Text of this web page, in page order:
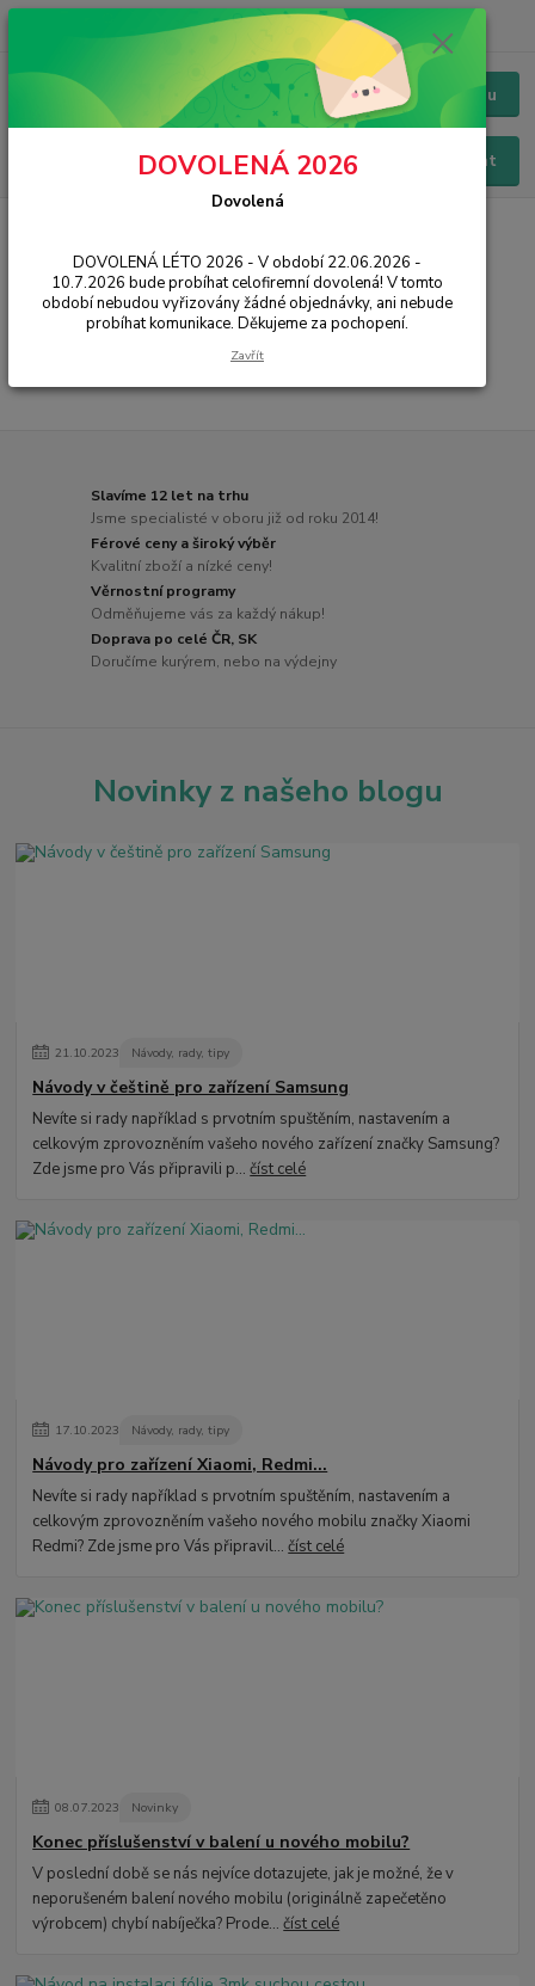
Menu
Hledat
Chat / Online podpora - 24/7
Galaxy M30
Slavíme 12 let na trhu
Jsme specialisté v oboru již od roku 2014!
Férové ceny a široký výběr
Kvalitní zboží a nízké ceny!
Věrnostní programy
Odměňujeme vás za každý nákup!
Doprava po celé ČR, SK
Doručíme kurýrem, nebo na výdejny
Novinky z našeho blogu
21.10.2023 Návody, rady, tipy
Návody v češtině pro zařízení Samsung
Nevíte si rady například s prvotním spuštěním, nastavením a
celkovým zprovozněním vašeho nového zařízení značky Samsung?
Zde jsme pro Vás připravili p...číst celé
17.10.2023 Návody, rady, tipy
Návody pro zařízení Xiaomi, Redmi...
Nevíte si rady například s prvotním spuštěním, nastavením a
celkovým zprovozněním vašeho nového mobilu značky Xiaomi
Redmi? Zde jsme pro Vás připravil...číst celé
08.07.2023 Novinky
Konec příslušenství v balení u nového mobilu?
V poslední době se nás nejvíce dotazujete, jak je možné, že v
neporušeném balení nového mobilu (originálně zapečetěno
výrobcem) chybí nabíječka? Prode...číst celé
DOVOLENÁ 2026
Dovolená
DOVOLENÁ LÉTO 2026 - V období 22.06.2026 -
10.7.2026 bude probíhat celofiremní dovolená! V tomto
období nebudou vyřizovány žádné objednávky, ani nebude
probíhat komunikace. Děkujeme za pochopení.
Zavřít